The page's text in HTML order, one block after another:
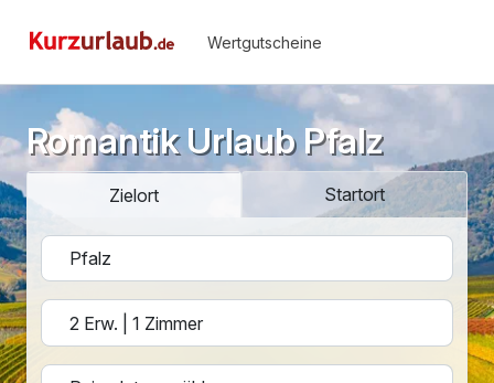
Wertgutscheine
Romantik Urlaub Pfalz
Zielort Startort